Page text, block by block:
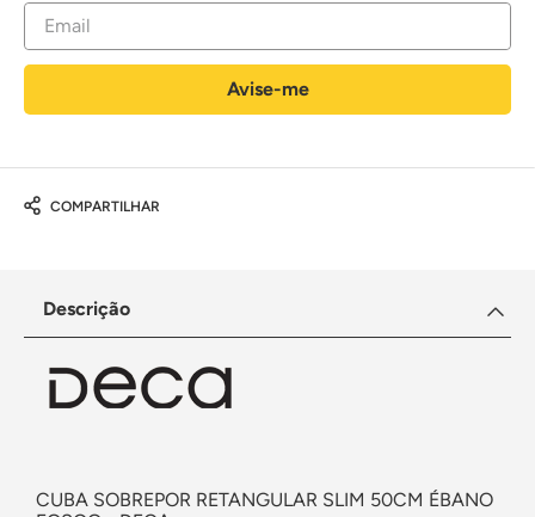
COMPARTILHAR
Descrição
CUBA SOBREPOR RETANGULAR SLIM 50CM ÉBANO